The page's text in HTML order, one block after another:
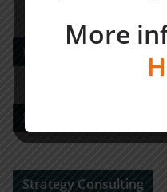
PE DEALS EUROPE
M&A-Advisor
Strategy Consulting
More